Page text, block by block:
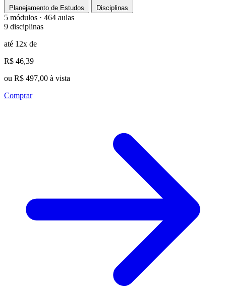
Planejamento de Estudos Disciplinas
5 módulos · 464 aulas
9 disciplinas
até 12x de
R$ 46,39
ou R$ 497,00 à vista
Comprar